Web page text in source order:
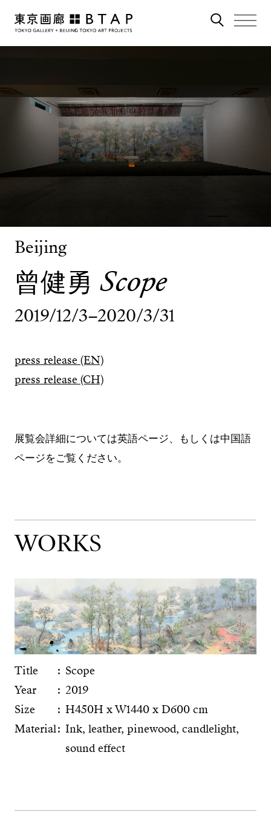
Beijing
曾健勇 Scope
2019/12/3–2020/3/31
press release (EN)
press release (CH)
展覧会詳細については英語ページ、もしくは中国語
ページをご覧ください。
WORKS
Title
Scope
Year
2019
Size
H450H x W1440 x D600 cm
Material
Ink, leather, pinewood, candlelight,
sound effect